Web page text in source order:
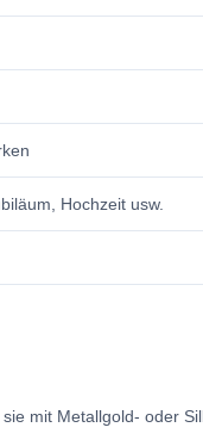
Hochzeit usw.
mit Metallgold- oder